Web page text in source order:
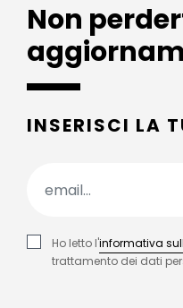
Non
INSERISCI LA
Ho letto l'informativa
trattamento dei dati